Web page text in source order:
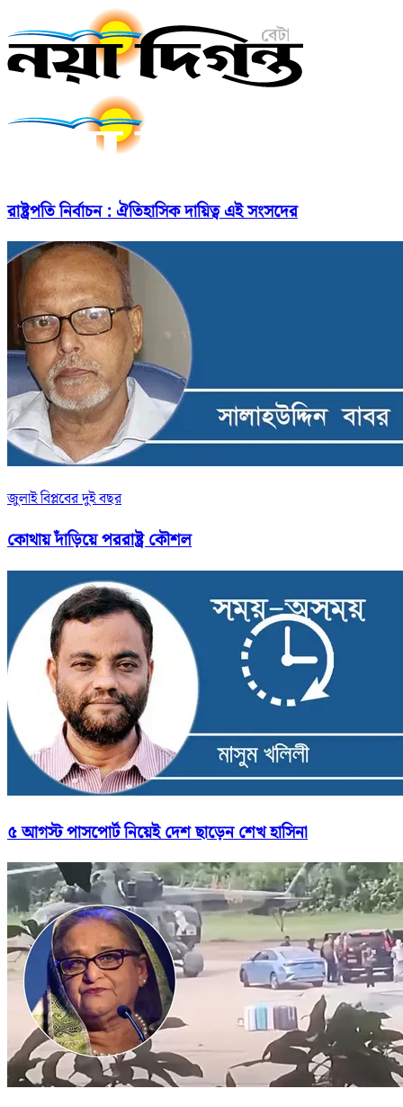
রাষ্ট্রপতি নির্বাচন : ঐতিহাসিক দায়িত্ব এই সংসদের
জুলাই বিপ্লবের দুই বছর
কোথায় দাঁড়িয়ে পররাষ্ট্র কৌশল
৫ আগস্ট পাসপোর্ট নিয়েই দেশ ছাড়েন শেখ হাসিনা